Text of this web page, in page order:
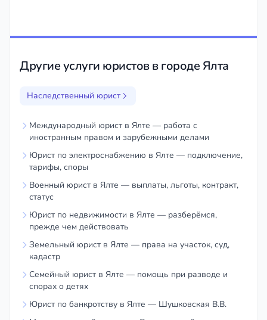
Другие услуги юристов в городе Ялта
Наследственный юрист
Международный юрист в Ялте — работа с
иностранным правом и зарубежными делами
Юрист по электроснабжению в Ялте — подключение,
тарифы, споры
Военный юрист в Ялте — выплаты, льготы, контракт,
статус
Юрист по недвижимости в Ялте — разберёмся,
прежде чем действовать
Земельный юрист в Ялте — права на участок, суд,
кадастр
Семейный юрист в Ялте — помощь при разводе и
спорах о детях
Юрист по банкротству в Ялте — Шушковская В.В.